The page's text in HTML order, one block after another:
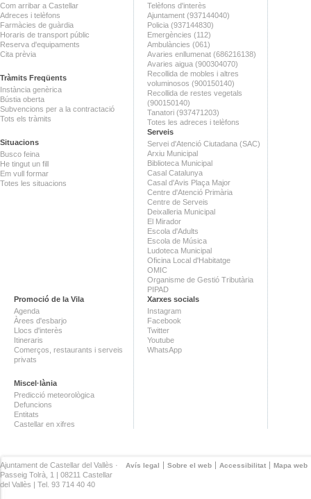
Com arribar a Castellar
Adreces i telèfons
Farmàcies de guàrdia
Horaris de transport públic
Reserva d'equipaments
Cita prèvia
Tràmits Freqüents
Instància genèrica
Bústia oberta
Subvencions per a la contractació
Tots els tràmits
Situacions
Busco feina
He tingut un fill
Em vull formar
Totes les situacions
Telèfons d'interès
Ajuntament (937144040)
Policia (937144830)
Emergències (112)
Ambulàncies (061)
Avaries enllumenat (686216138)
Avaries aigua (900304070)
Recollida de mobles i altres
voluminosos (900150140)
Recollida de restes vegetals
(900150140)
Tanatori (937471203)
Totes les adreces i telèfons
Serveis
Servei d'Atenció Ciutadana (SAC)
Arxiu Municipal
Biblioteca Municipal
Casal Catalunya
Casal d'Avis Plaça Major
Centre d'Atenció Primària
Centre de Serveis
Deixalleria Municipal
El Mirador
Escola d'Adults
Escola de Música
Ludoteca Municipal
Oficina Local d'Habitatge
OMIC
Organisme de Gestió Tributària
PIPAD
Promoció de la Vila
Agenda
Àrees d'esbarjo
Llocs d'interès
Itineraris
Comerços, restaurants i serveis
privats
Miscel·lània
Predicció meteorològica
Defuncions
Entitats
Castellar en xifres
Xarxes socials
Instagram
Facebook
Twitter
Youtube
WhatsApp
Avís legal Sobre el web Accessibilitat Mapa web
Ajuntament de Castellar del Vallès ·
Passeig Tolrà, 1 | 08211 Castellar
del Vallès | Tel. 93 714 40 40